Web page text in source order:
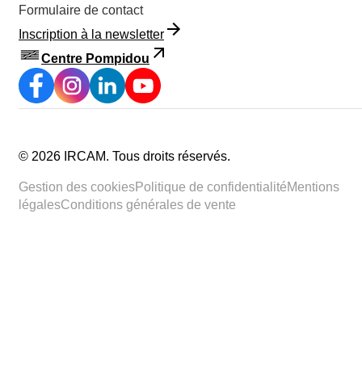
Formulaire de contact
Inscription à la newsletter
Centre Pompidou
© 2026 IRCAM. Tous droits réservés.
Gestion des cookiesPolitique de confidentialitéMentions
légalesConditions générales de vente